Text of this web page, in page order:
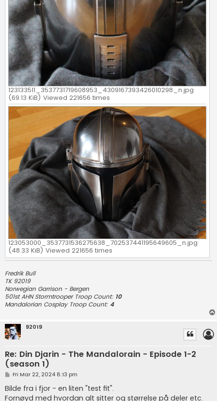
123133511_3537731719608953_4309167393426010298_n.jpg
(69.13 KiB) Viewed 221656 times
123053000_3537731536275638_702537441195649605_n.jpg
(48.33 KiB) Viewed 221656 times
Fredrik Bull
TK 92019
Norwegian Garrison - Bergen
501st AHN Stormtrooper Troop Count: 10
Mandalorian Cosplay Troop Count: 4
92019
Re: Din Djarin - The Mandalorain - Episode 1-2
(season 1)
P
s
t
Fri Mar 22, 2024 8:13 pm
Bilde fra i fjor - en liten "test fit".
Fornøyd med hvordan alt sitter og størrelse på deler etc.